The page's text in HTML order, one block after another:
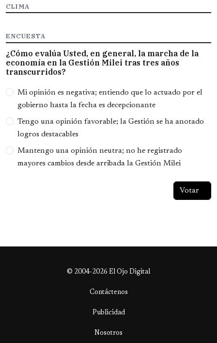
CLIMA
ENCUESTA
¿Cómo evalúa Usted, en general, la marcha de la
economía en la Gestión Milei tras tres años
transcurridos?
Opciones
Mi opinión es negativa; entiendo que lo actuado por el
gobierno hasta la fecha es decepcionante
Tengo una opinión favorable; la Gestión se ha anotado
logros destacables
Mantengo una opinión neutra; no he registrado
mayores cambios desde arribada la Gestión Milei
© 2004-2026 El Ojo Digital
Contáctenos
Publicidad
Nosotros